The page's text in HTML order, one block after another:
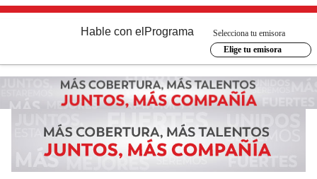
Hable con el Programa
Selecciona tu emisora
Elige tu emisora